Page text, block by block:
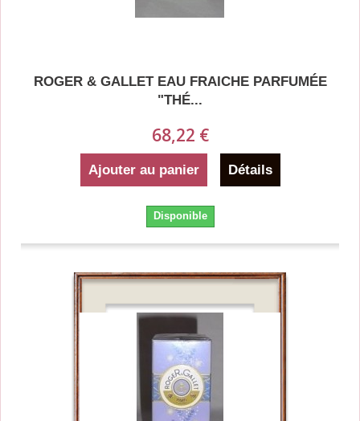
ROGER & GALLET EAU FRAICHE PARFUMÉE
"THÉ...
68,22 €
Ajouter au panier Détails
Disponible